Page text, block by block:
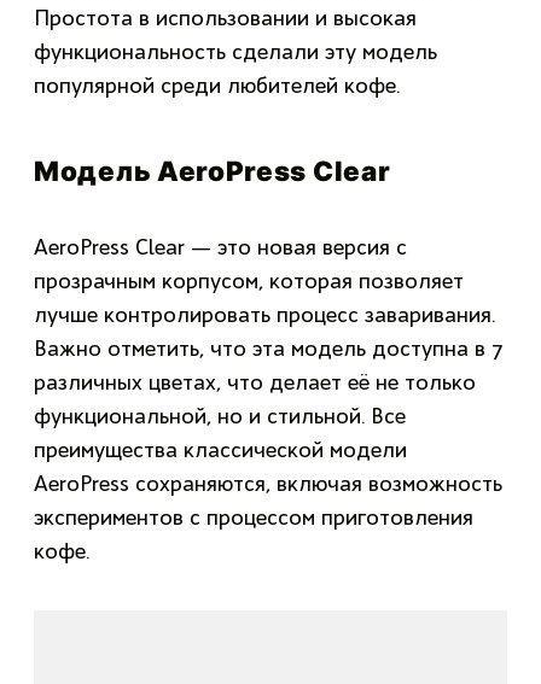
Простота в использовании и высокая
функциональность сделали эту модель
популярной среди любителей кофе.
Модель AeroPress Clear
AeroPress Clear — это новая версия с
прозрачным корпусом, которая позволяет
лучше контролировать процесс заваривания.
Важно отметить, что эта модель доступна в 7
различных цветах, что делает её не только
функциональной, но и стильной. Все
преимущества классической модели
AeroPress сохраняются, включая возможность
экспериментов с процессом приготовления
кофе.